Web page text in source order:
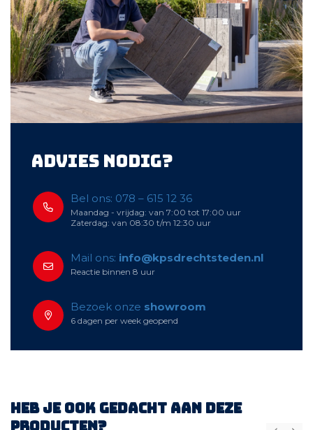
Advies nodig?
Bel ons: 078 – 615 12 36
Maandag - vrijdag: van 7:00 tot 17:00 uur
Zaterdag: van 08:30 t/m 12:30 uur
Mail ons: info@kpsdrechtsteden.nl
Reactie binnen 8 uur
Bezoek onze showroom
6 dagen per week geopend
Heb je ook gedacht aan deze